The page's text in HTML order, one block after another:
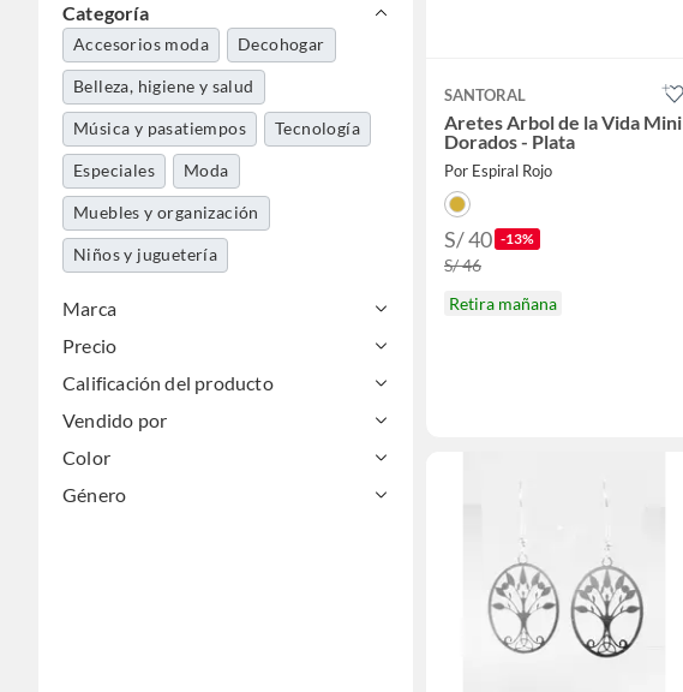
Categoría
Accesorios moda Decohogar
Belleza, higiene y salud
Música y pasatiempos Tecnología
Especiales Moda
Muebles y organización
Niños y juguetería
Marca
Precio
Calificación del producto
Vendido por
Color
Género
SANTORAL
Aretes Arbol de la Vida Mini
Dorados - Plata
Por Espiral Rojo
S/ 40 -13%
S/ 46
Retira mañana